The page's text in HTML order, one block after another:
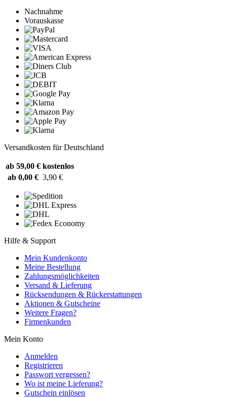
Nachnahme
Vorauskasse
Versandkosten für Deutschland
ab 59,00 € kostenlos
ab 0,00 € 3,90 €
Hilfe & Support
Mein Kundenkonto
Meine Bestellung
Zahlungsmöglichkeiten
Versand & Lieferung
Rücksendungen & Rückerstattungen
Aktionen & Gutscheine
Weitere Fragen?
Firmenkunden
Mein Konto
Anmelden
Registrieren
Passwort vergessen?
Wo ist meine Lieferung?
Gutschein einlösen